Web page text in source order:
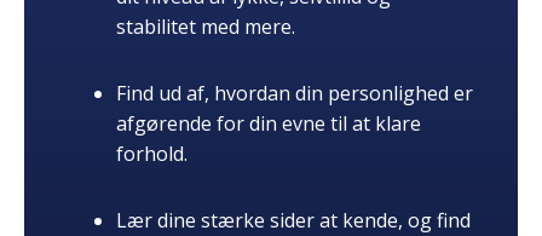
stabilitet med mere.
Find ud af, hvordan din personlighed er
afgørende for din evne til at klare
forhold.
Lær dine stærke sider at kende, og find